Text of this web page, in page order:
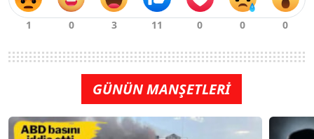
GÜNÜN MANŞETLERİ